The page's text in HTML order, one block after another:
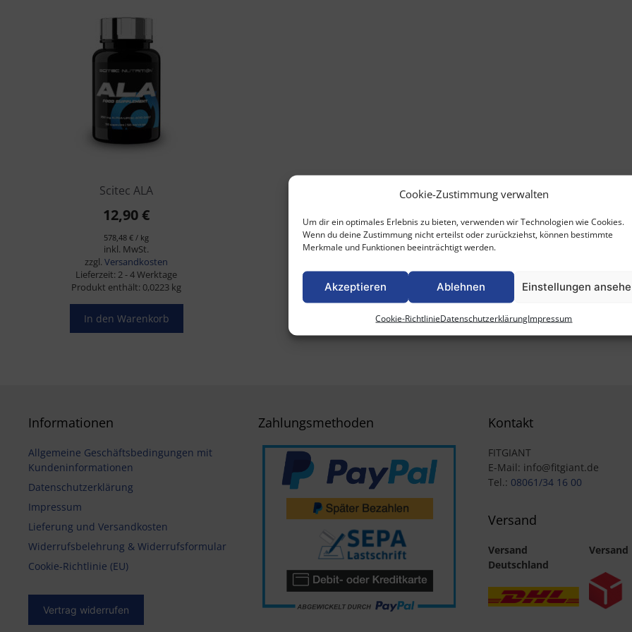
Cookie-Zustimmung verwalten
Um dir ein optimales Erlebnis zu bieten, verwenden wir Technologien wie Cookies.
Wenn du deine Zustimmung nicht erteilst oder zurückziehst, können bestimmte
Merkmale und Funktionen beeinträchtigt werden.
Akzeptieren Ablehnen Einstellungen
Cookie-RichtlinieDatenschutzerklärungImpressum
Scitec ALA
12,90€
578,48€ / kg
inkl. MwSt.
zzgl.Versandkosten
Lieferzeit: 2 - 4 Werktage
Produkt enthält: 0,0223 kg
In den Warenkorb
Informationen
Allgemeine Geschäftsbedingungen mit
Kundeninformationen
Datenschutzerklärung
Impressum
Lieferung und Versandkosten
Widerrufsbelehrung & Widerrufsformular
Cookie-Richtlinie (EU)
Vertrag widerrufen
Zahlungsmethoden Kontakt
FITGIANT
E-Mail: info@fitgiant.de
Tel.: 08061/34 16 00
Versand
Versand
Deutschland
Versand